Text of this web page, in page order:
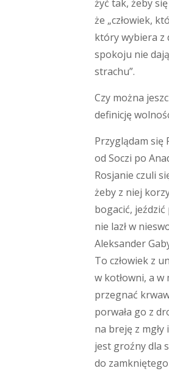
żyć tak, żeby
że „człowiek,
który wybiera z
spokoju nie
strachu”.
Czy można
definicję
Przyglądam się
od Soczi po
Rosjanie czuli
żeby z niej
bogacić,
nie lazł w
Aleksander
To człowiek z
w kotłowni, a w
przegnać
porwała go z
na breję z
jest groźny dla
do zamkniętego